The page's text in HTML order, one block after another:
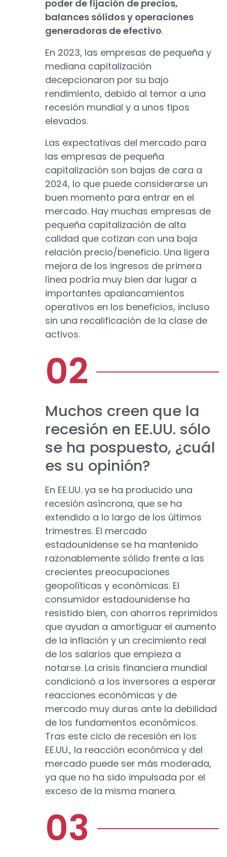
poder de fijación de precios,
balances sólidos y operaciones
generadoras de efectivo.
En 2023, las empresas de pequeña y
mediana capitalización
decepcionaron por su bajo
rendimiento, debido al temor a una
recesión mundial y a unos tipos
elevados.
Las expectativas del mercado para
las empresas de pequeña
capitalización son bajas de cara a
2024, lo que puede considerarse un
buen momento para entrar en el
mercado. Hay muchas empresas de
pequeña capitalización de alta
calidad que cotizan con una baja
relación precio/beneficio. Una ligera
mejora de los ingresos de primera
línea podría muy bien dar lugar a
importantes apalancamientos
operativos en los beneficios, incluso
sin una recalificación de la clase de
activos.
Muchos creen que la
recesión en EE.UU. sólo
se ha pospuesto, ¿cuál
es su opinión?
En EE.UU. ya se ha producido una
recesión asíncrona, que se ha
extendido a lo largo de los últimos
trimestres. El mercado
estadounidense se ha mantenido
razonablemente sólido frente a las
crecientes preocupaciones
geopolíticas y económicas. El
consumidor estadounidense ha
resistido bien, con ahorros reprimidos
que ayudan a amortiguar el aumento
de la inflación y un crecimiento real
de los salarios que empieza a
notarse. La crisis financiera mundial
condicionó a los inversores a esperar
reacciones económicas y de
mercado muy duras ante la debilidad
de los fundamentos económicos.
Tras este ciclo de recesión en los
EE.UU., la reacción económica y del
mercado puede ser más moderada,
ya que no ha sido impulsada por el
exceso de la misma manera.